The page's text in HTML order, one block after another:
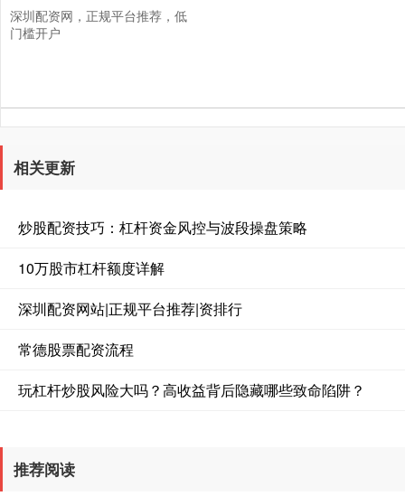
深圳配资网，正规平台推荐，低
门槛开户
相关更新
炒股配资技巧：杠杆资金风控与波段操盘策略
10万股市杠杆额度详解
深圳配资网站|正规平台推荐|资排行
常德股票配资流程
玩杠杆炒股风险大吗？高收益背后隐藏哪些致命陷阱？
推荐阅读